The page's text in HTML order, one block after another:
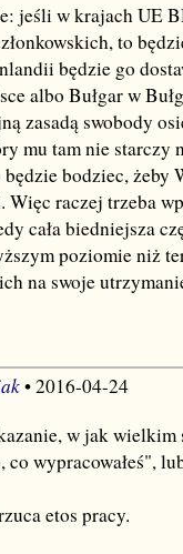
jeśli w krajach UE
to
będzie go
albo Bułgar w
zasadą swobody
mu tam nie starczy
bodziec, żeby
raczej trzeba
cała biedniejsza
poziomie niż
na swoje
• 2016-04-24
w jak wielkim
wypracowałeś",
etos pracy.